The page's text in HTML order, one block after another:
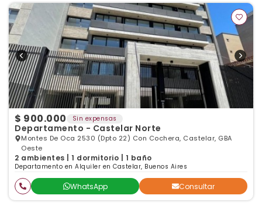
$ 900.000 Sin expensas
Departamento - Castelar Norte
Montes De Oca 2530 (Dpto 22) Con Cochera, Castelar, GBA
Oeste
2 ambientes | 1 dormitorio | 1 baño
Departamento en Alquiler en Castelar, Buenos Aires
WhatsApp Consultar